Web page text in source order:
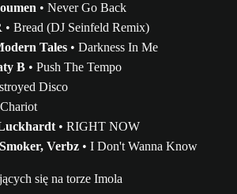
• Never Go Back
• Bread (DJ Seinfeld Remix)
Tales • Darkness In Me
B • Push The Tempo
Disco
• RIGHT NOW
Verbz • I Don't Wanna Know